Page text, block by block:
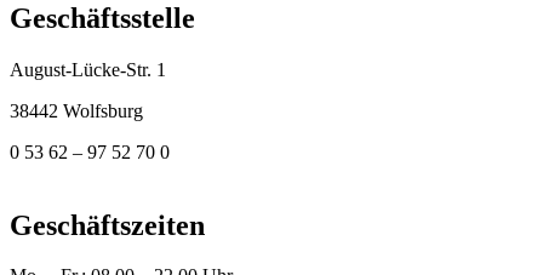
Geschäftsstelle
August-Lücke-Str. 1
38442 Wolfsburg
0 53 62 – 97 52 70 0
Geschäftszeiten